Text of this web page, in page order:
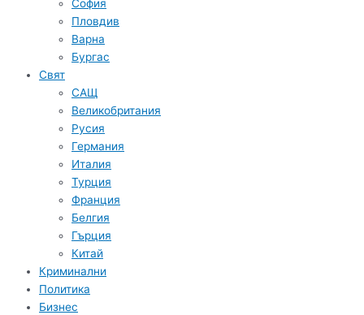
София
Пловдив
Варна
Бургас
Свят
САЩ
Великобритания
Русия
Германия
Италия
Турция
Франция
Белгия
Гърция
Китай
Криминални
Политика
Бизнес